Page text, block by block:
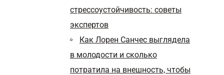
стрессоустойчивость: советы
экспертов
Как Лорен Санчес выглядела
в молодости и сколько
потратила на внешность, чтобы